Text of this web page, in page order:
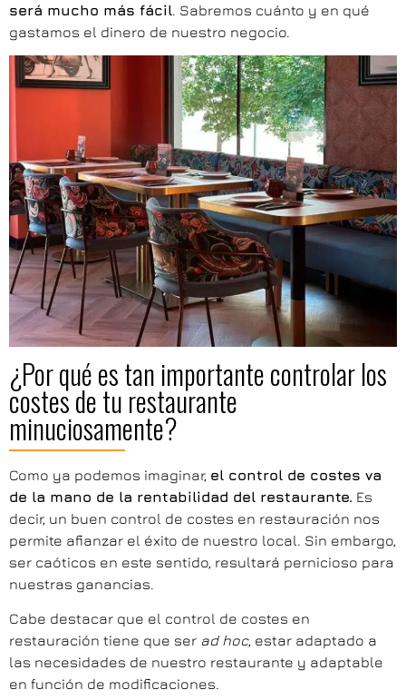
será mucho más fácil. Sabremos cuánto y en qué
gastamos el dinero de nuestro negocio.
¿Por qué es tan importante controlar los
costes de tu restaurante
minuciosamente?
Como ya podemos imaginar, el control de costes va
de la mano de la rentabilidad del restaurante. Es
decir, un buen control de costes en restauración nos
permite afianzar el éxito de nuestro local. Sin embargo,
ser caóticos en este sentido, resultará pernicioso para
nuestras ganancias.
Cabe destacar que el control de costes en
restauración tiene que ser ad hoc, estar adaptado a
las necesidades de nuestro restaurante y adaptable
en función de modificaciones.